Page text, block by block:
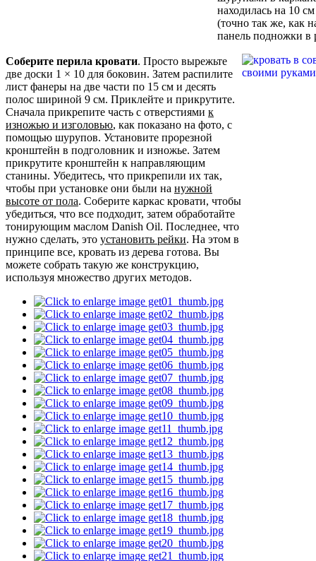
находилась на 10
(точно так же, как
панель подножки в
Соберите перила кровати. Просто вырежьте
две доски 1 × 10 для боковин. Затем распилите
лист фанеры на две части по 15 см и десять
полос шириной 9 см. Приклейте и прикрутите.
Сначала прикрепите часть с отверстиями к
изножью и изголовью, как показано на фото, с
помощью шурупов. Установите прорезной
кронштейн в подголовник и изножье. Затем
прикрутите кронштейн к направляющим
станины. Убедитесь, что прикрепили их так,
чтобы при установке они были на нужной
высоте от пола. Соберите каркас кровати, чтобы
убедиться, что все подходит, затем обработайте
тонирующим маслом Danish Oil. Последнее, что
нужно сделать, это установить рейки. На этом в
принципе все, кровать из дерева готова. Вы
можете собрать такую же конструкцию,
используя множество других методов.